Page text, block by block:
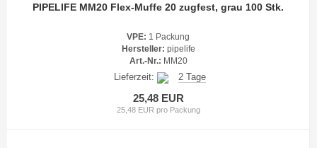
PIPELIFE MM20 Flex-Muffe 20 zugfest, grau 100 Stk.
VPE: 1 Packung
Hersteller: pipelife
Art.-Nr.: MM20
Lieferzeit: 2 Tage
25,48 EUR
25,48 EUR pro Packung